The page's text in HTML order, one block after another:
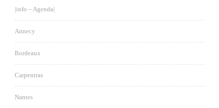
|info – Agenda|
Annecy
Bordeaux
Carpentras
Nantes